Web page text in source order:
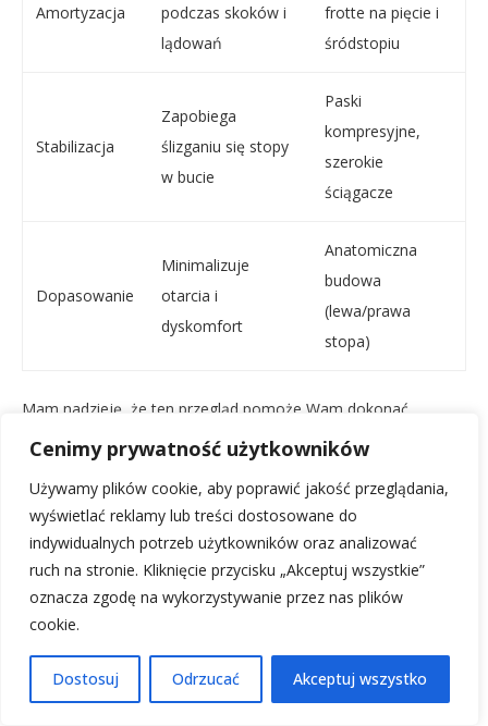
Cenimy prywatność użytkowników
Używamy plików cookie, aby poprawić jakość przeglądania,
wyświetlać reklamy lub treści dostosowane do
indywidualnych potrzeb użytkowników oraz analizować
ruch na stronie. Kliknięcie przycisku „Akceptuj wszystkie”
oznacza zgodę na wykorzystywanie przez nas plików
cookie.
Dostosuj Odrzucać Akceptuj wszystko
Amortyzacja
podczas skoków i
lądowań
frotte na pięcie i
śródstopiu
Stabilizacja
Zapobiega
ślizganiu się stopy
w bucie
Paski
kompresyjne,
szerokie
ściągacze
Dopasowanie
Minimalizuje
otarcia i
dyskomfort
Anatomiczna
budowa
(lewa/prawa
stopa)
Mam nadzieję, że ten przegląd pomoże Wam dokonać
najlepszego wyboru. Pamiętajcie, że odpowiednie skarpety to
nie tylko dodatek, ale klucz do lepszej gry i unikania
niepotrzebnych problemów na parkiecie – coś, co każdy kibic i
analityk sportowy doceni!
Podsumowując, wybór odpowiednich skarpet siatkarskich to
inwestycja w Twój komfort, bezpieczeństwo i wydajność na
boisku, która bezpośrednio wpływa na jakość gry i potencjalne
dopasowaniu do swojej pozycji, aby zawsze czuć się pewnie i
komfortowo podczas każdej akcji.